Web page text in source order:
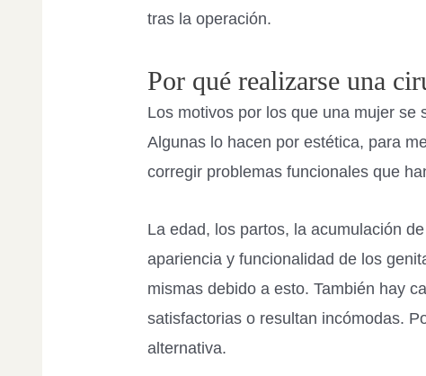
tras la operación.
Por qué realizarse una
Los motivos por los que una mujer
Algunas lo hacen por estética, para
corregir problemas funcionales que
La edad, los partos, la acumulación
apariencia y funcionalidad de los
mismas debido a esto. También hay
satisfactorias o resultan incómodas.
alternativa.